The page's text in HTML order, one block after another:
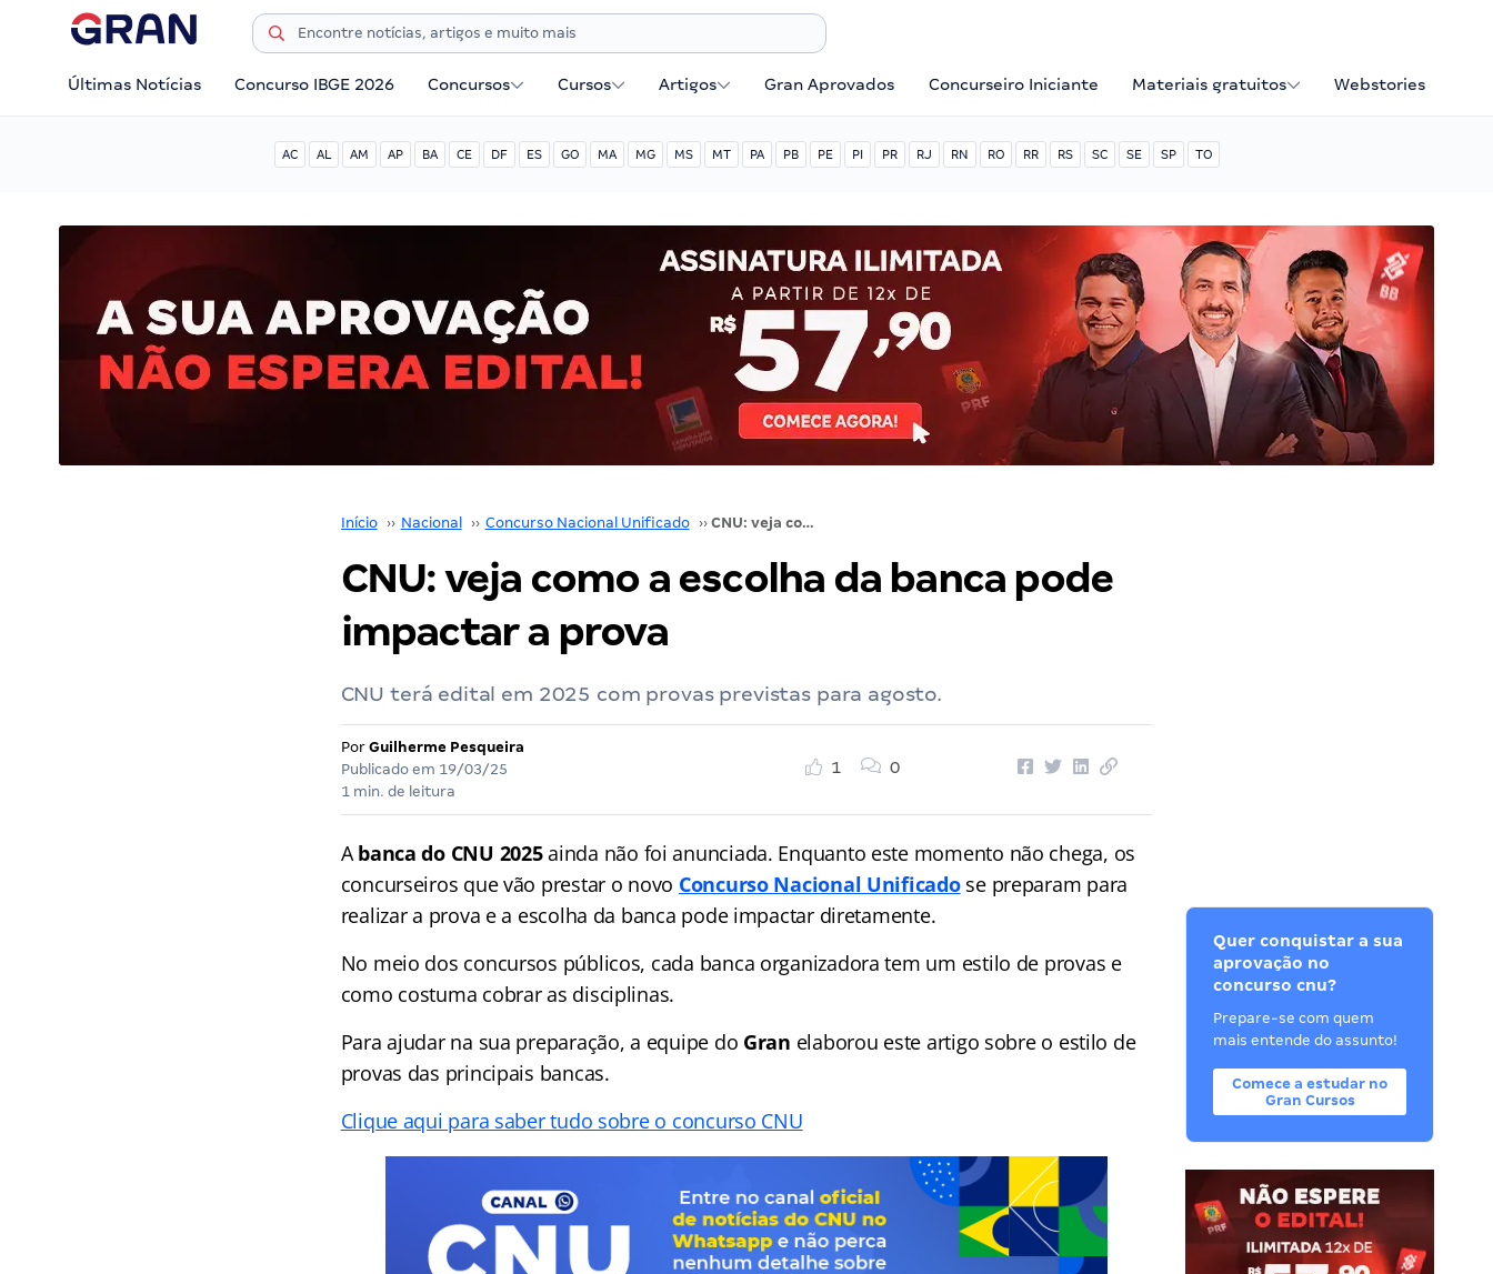
Últimas Notícias Concurso IBGE 2026 Concursos Cursos Artigos Gran Aprovados Concurseiro Iniciante Materiais gratuitos Webstories
AC AL AM AP BA CE DF ES GO MA MG MS MT PA PB PE PI PR RJ RN RO RR RS SC SE SP TO
Início ›› Nacional ›› Concurso Nacional Unificado ›› CNU: veja como a escolha da banca pode impactar a prova
CNU: veja como a escolha da banca pode
impactar a prova
CNU terá edital em 2025 com provas previstas para agosto.
Por Guilherme Pesqueira
Publicado em 19/03/25
1 min. de leitura
1 0
Abanca do CNU 2025ainda não foi anunciada. Enquanto este momento não chega, os
concurseiros que vão prestar o novo Concurso Nacional Unificadose preparam para
realizar a prova e a escolha da banca pode impactar diretamente.
No meio dos concursos públicos, cada banca organizadora tem um estilo de provas e
como costuma cobrar as disciplinas.
Para ajudar na sua preparação, a equipe do Gran elaborou este artigo sobre o estilo de
provas das principais bancas.
Clique aqui para saber tudo sobre o concurso CNU
Quer conquistar a sua
aprovação no
concurso cnu?
Prepare-se com quem
mais entende do assunto!
Comece a estudar no
Gran Cursos